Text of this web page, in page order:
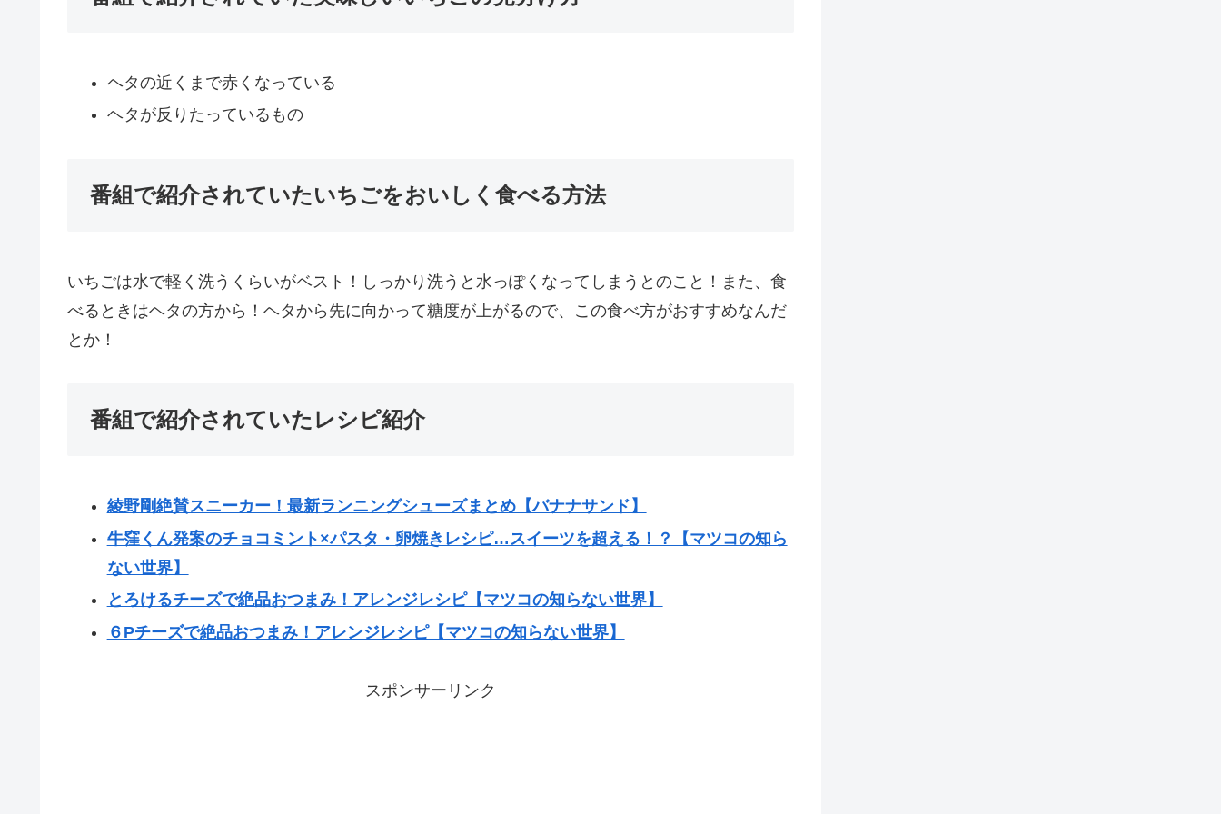
ヘタの近くまで赤くなっている
ヘタが反りたっているもの
番組で紹介されていたいちごをおいしく食べる方法
いちごは水で軽く洗うくらいがベスト！しっかり洗うと水っぽくなってしまうとのこと！また、食
べるときはヘタの方から！ヘタから先に向かって糖度が上がるので、この食べ方がおすすめなんだ
とか！
番組で紹介されていたレシピ紹介
綾野剛絶賛スニーカー！最新ランニングシューズまとめ【バナナサンド】
牛窪くん発案のチョコミント×パスタ・卵焼きレシピ…スイーツを超える！？【マツコの知ら
ない世界】
とろけるチーズで絶品おつまみ！アレンジレシピ【マツコの知らない世界】
６Pチーズで絶品おつまみ！アレンジレシピ【マツコの知らない世界】
スポンサーリンク